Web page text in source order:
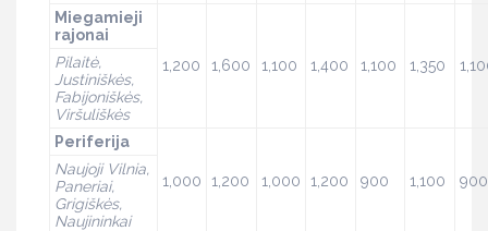
Miegamieji
rajonai
1,200
1,600 1,100 1,400 1,100 1,350
Pilaitė,
Justiniškės,
Fabijoniškės,
Viršuliškės
Periferija
1,000 1,200 1,000 1,200 900 1,100 900
Naujoji Vilnia,
Paneriai,
Grigiškės,
Naujininkai